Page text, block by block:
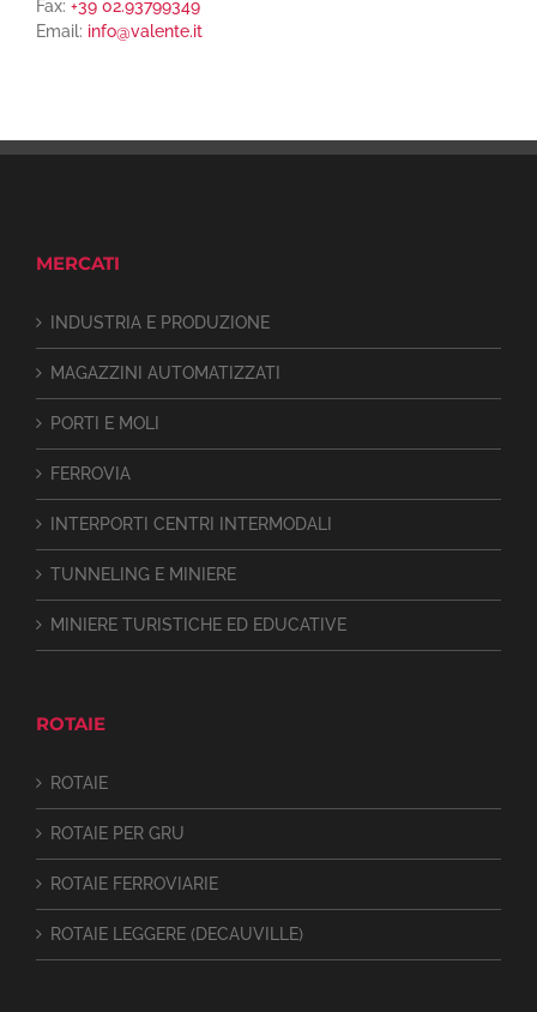
Fax: +39 02.93799349
Email: info@valente.it
MERCATI
INDUSTRIA E PRODUZIONE
MAGAZZINI AUTOMATIZZATI
PORTI E MOLI
FERROVIA
INTERPORTI CENTRI INTERMODALI
TUNNELING E MINIERE
MINIERE TURISTICHE ED EDUCATIVE
ROTAIE
ROTAIE
ROTAIE PER GRU
ROTAIE FERROVIARIE
ROTAIE LEGGERE (DECAUVILLE)